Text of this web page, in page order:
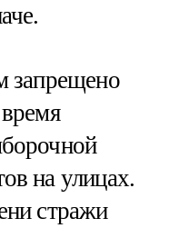
запрещено
на улицах.
стражи